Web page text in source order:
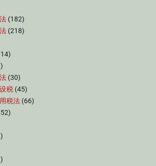
(182)
(218)
(30)
税 (45)
税法 (66)